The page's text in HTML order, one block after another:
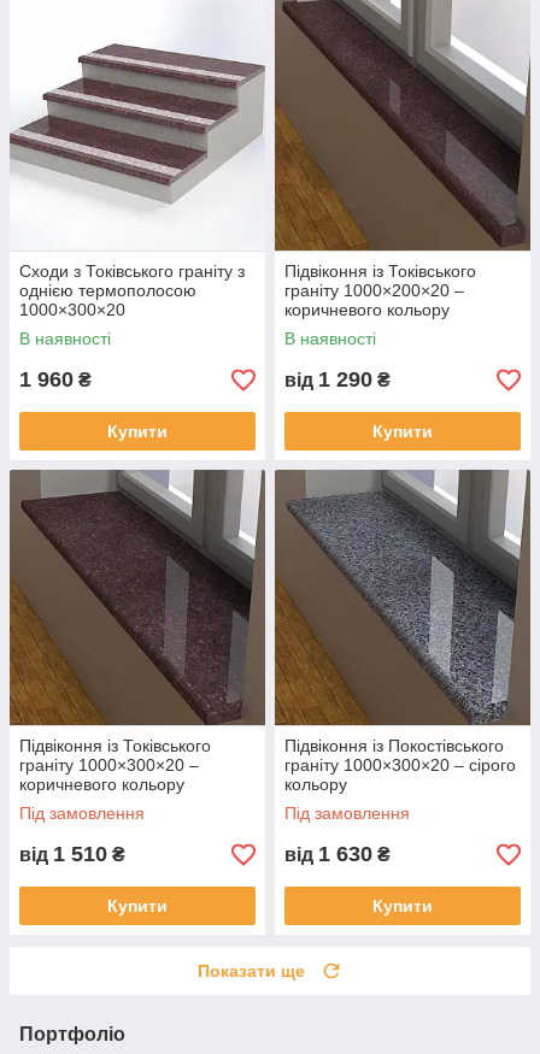
Сходи з Токівського граніту з
однією термополосою
1000×300×20
В наявності
1 960 ₴
Купити
Підвіконня із Токівського
граніту 1000×200×20 –
коричневого кольору
В наявності
від 1 290 ₴
Купити
Підвіконня із Токівського
граніту 1000×300×20 –
коричневого кольору
Під замовлення
від 1 510 ₴
Купити
Підвіконня із Покостівського
граніту 1000×300×20 – сірого
кольору
Під замовлення
від 1 630 ₴
Купити
Показати ще
Портфоліо